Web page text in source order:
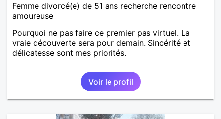
Femme divorcé(e) de 51 ans recherche rencontre
amoureuse
Pourquoi ne pas faire ce premier pas virtuel. La
vraie découverte sera pour demain. Sincérité et
délicatesse sont mes priorités.
Voir le profil